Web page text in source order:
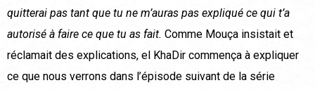
quitterai pas tant que tu ne m’auras pas expliqué ce qui t’a
autorisé à faire ce que tu as fait. Comme Mouça insistait et
réclamait des explications, el KhaDir commença à expliquer
ce que nous verrons dans l’épisode suivant de la série